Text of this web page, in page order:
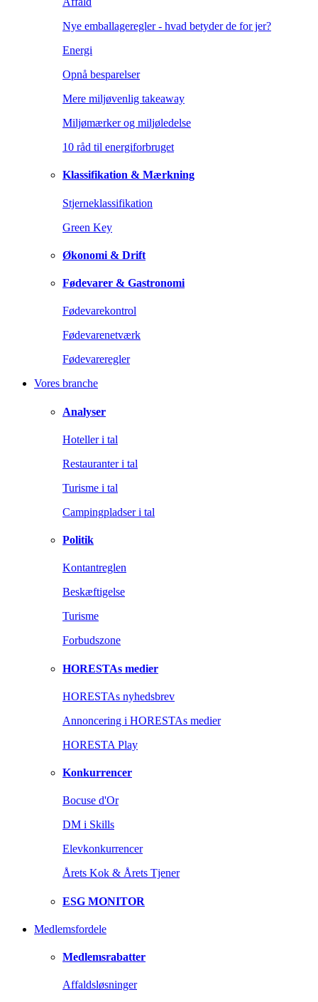
Nye emballageregler - hvad betyder de for jer?
Energi
Opnå besparelser
Mere miljøvenlig takeaway
Miljømærker og miljøledelse
10 råd til energiforbruget
Klassifikation & Mærkning
Stjerneklassifikation
Green Key
Økonomi & Drift
Fødevarer & Gastronomi
Fødevarekontrol
Fødevarenetværk
Fødevareregler
Vores branche
Analyser
Hoteller i tal
Restauranter i tal
Turisme i tal
Campingpladser i tal
Politik
Kontantreglen
Beskæftigelse
Turisme
Forbudszone
HORESTAs medier
HORESTAs nyhedsbrev
Annoncering i HORESTAs medier
HORESTA Play
Konkurrencer
Bocuse d'Or
DM i Skills
Elevkonkurrencer
Årets Kok & Årets Tjener
ESG MONITOR
Medlemsfordele
Medlemsrabatter
Affaldsløsninger